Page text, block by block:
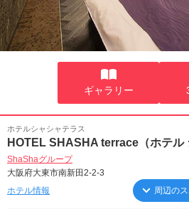
ギャラリー
ホテルシャシャテラス
HOTEL SHASHA terrace（ホテル
ShaShaグループ
大阪府大東市南新田2-2-3
ホテル情報
周辺の